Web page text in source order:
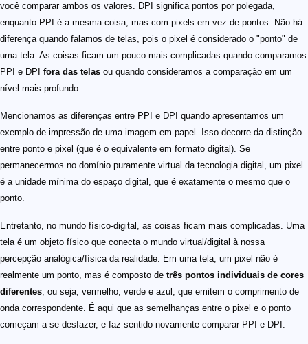
você comparar ambos os valores. DPI significa pontos por polegada,
enquanto PPI é a mesma coisa, mas com pixels em vez de pontos. Não há
diferença quando falamos de telas, pois o pixel é considerado o "ponto" de
uma tela. As coisas ficam um pouco mais complicadas quando comparamos
PPI e DPI fora das telas ou quando consideramos a comparação em um
nível mais profundo.
Mencionamos as diferenças entre PPI e DPI quando apresentamos um
exemplo de impressão de uma imagem em papel. Isso decorre da distinção
entre ponto e pixel (que é o equivalente em formato digital). Se
permanecermos no domínio puramente virtual da tecnologia digital, um pixel
é a unidade mínima do espaço digital, que é exatamente o mesmo que o
ponto.
Entretanto, no mundo físico-digital, as coisas ficam mais complicadas. Uma
tela é um objeto físico que conecta o mundo virtual/digital à nossa
percepção analógica/física da realidade. Em uma tela, um pixel não é
realmente um ponto, mas é composto de três pontos individuais de cores
diferentes, ou seja, vermelho, verde e azul, que emitem o comprimento de
onda correspondente. É aqui que as semelhanças entre o pixel e o ponto
começam a se desfazer, e faz sentido novamente comparar PPI e DPI.